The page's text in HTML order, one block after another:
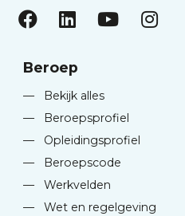
Beroep
—
Bekijk alles
—
Beroepsprofiel
—
Opleidingsprofiel
—
Beroepscode
—
Werkvelden
—
Wet en regelgeving